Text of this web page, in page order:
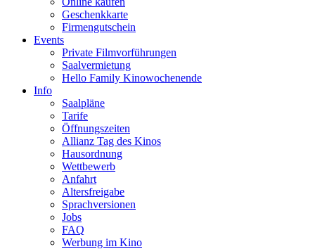
Geschenkkarte
Firmengutschein
Events
Private Filmvorführungen
Saalvermietung
Hello Family Kinowochenende
Info
Saalpläne
Tarife
Öffnungszeiten
Allianz Tag des Kinos
Hausordnung
Wettbewerb
Anfahrt
Altersfreigabe
Sprachversionen
Jobs
FAQ
Werbung im Kino